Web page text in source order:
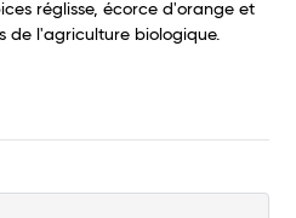
réglisse, écorce d'orange et
de l'agriculture biologique.